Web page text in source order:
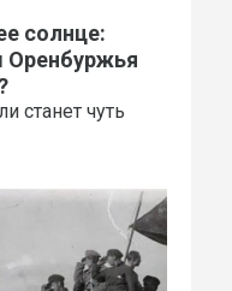
солнце:
Оренбуржья
станет чуть